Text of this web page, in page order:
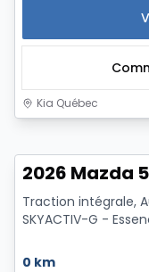
Kia Québec
2026 Mazda
Traction intégrale,
SKYACTIV-G -
0 km